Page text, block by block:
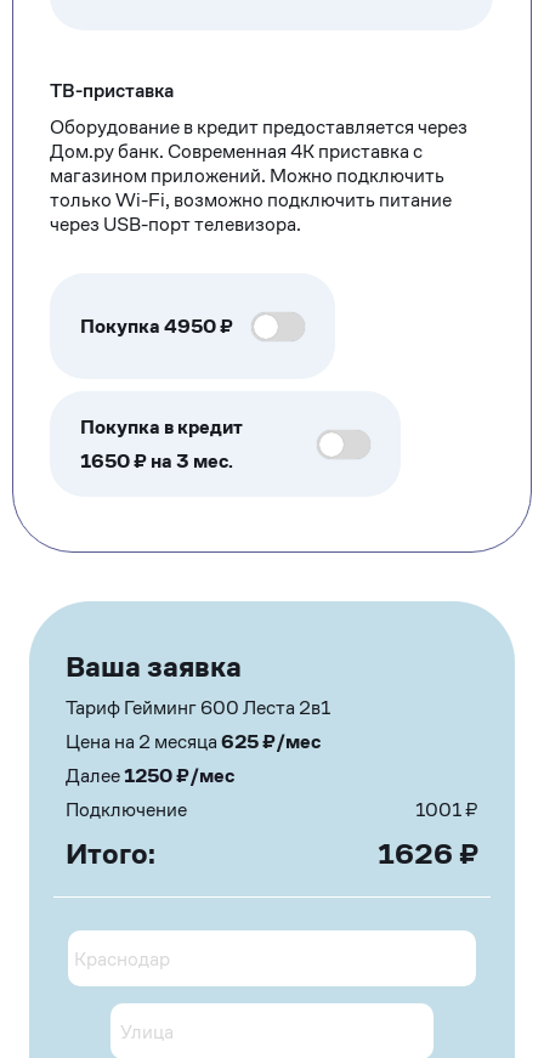
ТВ-приставка
Оборудование в кредит предоставляется через
Дом.ру банк. Современная 4К приставка с
магазином приложений. Можно подключить
только Wi-Fi, возможно подключить питание
через USB-порт телевизора.
Покупка4950₽
Покупка в кредит
1650 ₽ на 3 мес.
Ваша заявка
Тариф Гейминг 600 Леста 2в1
Цена на 2 месяца625₽/мес
Далее1250₽/мес
Подключение
1001₽
Итого: 1626 ₽